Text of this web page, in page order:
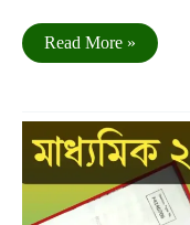
Madhyamik
2026
PDF
|
মাধ্যমিক
২০২৬
ভৌত
Read More »
Feb
9
2026